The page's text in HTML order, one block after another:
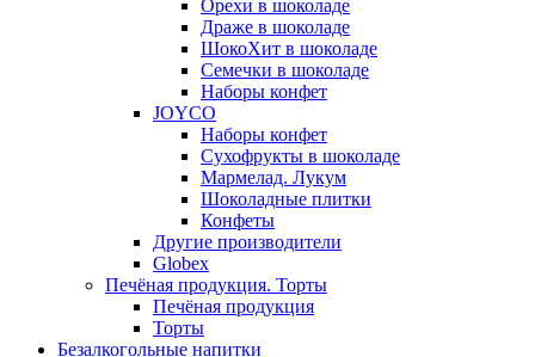
Орехи в шоколаде
Драже в шоколаде
ШокоХит в шоколаде
Семечки в шоколаде
Наборы конфет
JOYCO
Наборы конфет
Сухофрукты в шоколаде
Мармелад. Лукум
Шоколадные плитки
Конфеты
Другие производители
Globex
Печёная продукция. Торты
Печёная продукция
Торты
Безалкогольные напитки